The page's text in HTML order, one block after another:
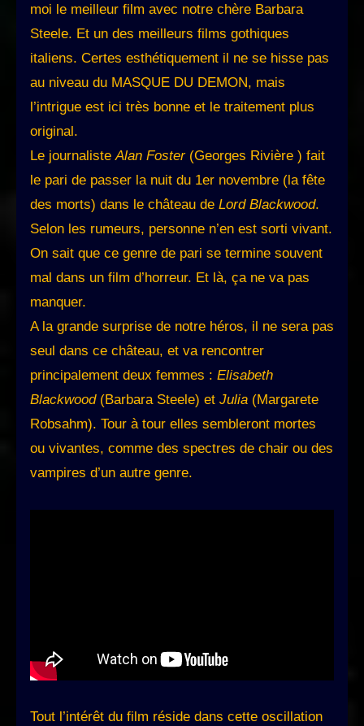
moi le meilleur film avec notre chère Barbara
Steele. Et un des meilleurs films gothiques
italiens. Certes esthétiquement il ne se hisse pas
au niveau du MASQUE DU DEMON, mais
l’intrigue est ici très bonne et le traitement plus
original.
Le journalisteAlan Foster(Georges Rivière ) fait
le pari de passer la nuit du 1er novembre (la fête
des morts) dans le château de Lord Blackwood.
Selon les rumeurs, personne n’en est sorti vivant.
On sait que ce genre de pari se termine souvent
mal dans un film d’horreur. Et là, ça ne va pas
manquer.
A la grande surprise de notre héros, il ne sera pas
seul dans ce château, et va rencontrer
principalement deux femmes : Elisabeth
Blackwood(Barbara Steele) et Julia (Margarete
Robsahm). Tour à tour elles sembleront mortes
ou vivantes, comme des spectres de chair ou des
vampires d’un autre genre.
Tout l’intérêt du film réside dans cette oscillation